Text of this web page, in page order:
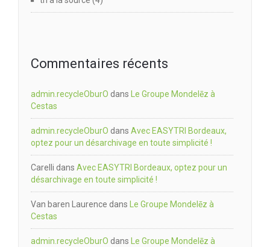
Commentaires récents
admin.recycleOburO dans
Le Groupe Mondelēz à
Cestas
admin.recycleOburO dans Avec EASYTRI Bordeaux,
optez pour un désarchivage en toute simplicité !
Carelli dans Avec EASYTRI Bordeaux, optez pour un
désarchivage en toute simplicité !
Van baren Laurence dans
Le Groupe Mondelēz à
Cestas
admin.recycleOburO dans
Le Groupe Mondelēz à